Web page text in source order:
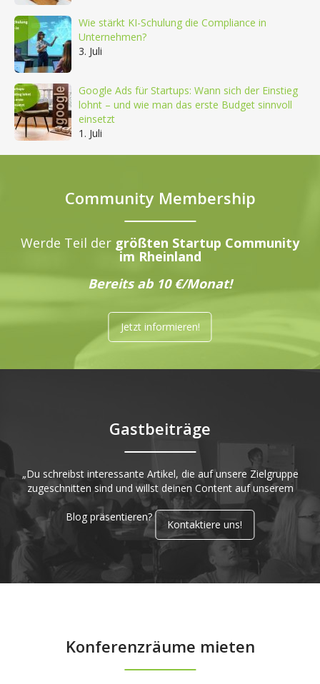
Wie stärkt KI-Schulung die Compliance in
Unternehmen?
3. Juli
Google Ads für Startups: Wann sich der Einstieg
lohnt – und wie man das erste Budget sinnvoll
einsetzt
1. Juli
Community Membership
Werde Teil der größten Startup Community
im Rheinland
Bereits ab 10 €/Monat!
Jetzt informieren!
Gastbeiträge
„Du schreibst interessante Artikel, die auf unsere Zielgruppe
zugeschnitten sind und willst deinen Content auf unserem
Blog präsentieren?
Kontaktiere uns!
Konferenzräume mieten